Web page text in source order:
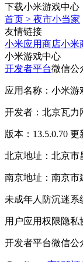
下载小米游戏中心
首页 > 夜市小当家
友情链接
小米应用商店小米
小米游戏中心
开发者平台微信公
应用名称：小米游
开发者：北京瓦力
版本：13.5.0.70 更
北京地址：北京市
南京地址：南京市
未成年人防沉迷系
用户应用权限隐私
开发者平台微信公